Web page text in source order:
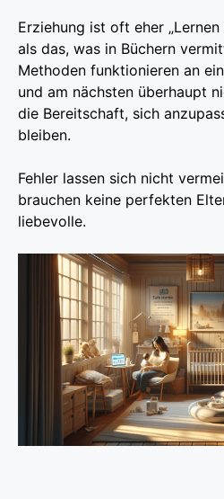
Erziehung ist oft eher
als das, was in Büchern
Methoden funktionieren an
und am nächsten überhaupt
die Bereitschaft, sich
bleiben.
Fehler lassen sich nicht
brauchen keine perfekten
liebevolle.